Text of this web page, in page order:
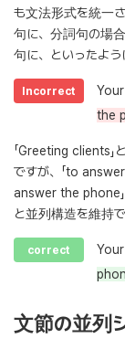
も文法形式を統一
句に、分詞句の場
句に、といったよう
Incorrect
the
「Greeting clients
ですが、「to
answer the phone
と並列構造を維持で
correct
文節の並列